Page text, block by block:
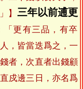
】 三年以前逋更
「更有三品，有卒
，皆當迭爲之，一
者，次直者出錢顧
戍邊三日，亦名爲